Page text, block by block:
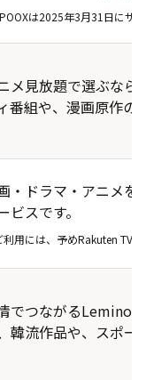
は2025年3月31日にサ
メ見放題で選ぶなら
番組や、漫画原作の
・ドラマ・アニメを
ビスです。
用には、予めRakuten TV
でつながるLemino
韓流作品や、スポー